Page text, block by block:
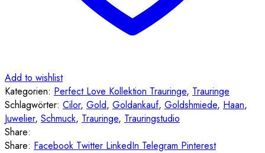
Add to wishlist
Kategorien: Perfect Love Kollektion Trauringe, Trauringe
Schlagwörter: Cilor, Gold, Goldankauf, Goldshmiede, Haan,
Juwelier, Schmuck, Trauringe, Trauringstudio
Share:
Share: Facebook Twitter LinkedIn Telegram Pinterest